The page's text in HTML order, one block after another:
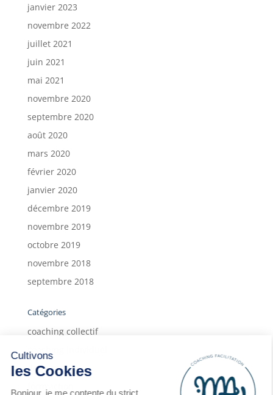
janvier 2023
novembre 2022
juillet 2021
juin 2021
mai 2021
novembre 2020
septembre 2020
août 2020
mars 2020
février 2020
janvier 2020
décembre 2019
novembre 2019
octobre 2019
novembre 2018
septembre 2018
Catégories
coaching collectif
coaching individuel
deux ans
Cultivons
les Cookies
Bonjour, je me contente du strict